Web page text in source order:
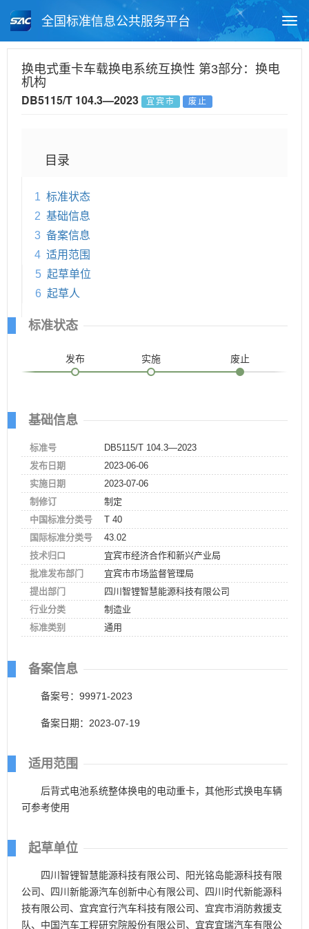
全国标准信息公共服务平台
标准公告查询
换电式重卡车载换电系统互换性 第3部分：换电
机构
DB5115/T 104.3—2023 宜宾市 废止
目录
1 标准状态
2 基础信息
3 备案信息
4 适用范围
5 起草单位
6 起草人
标准状态
发布 实施 废止
基础信息
标准号
DB5115/T 104.3—2023
发布日期
2023-06-06
实施日期
2023-07-06
制修订
制定
中国标准分类号
T 40
国际标准分类号
43.02
技术归口
宜宾市经济合作和新兴产业局
批准发布部门
宜宾市市场监督管理局
提出部门
四川智锂智慧能源科技有限公司
行业分类
制造业
标准类别
通用
备案信息
备案号：99971-2023
备案日期：2023-07-19
适用范围
后背式电池系统整体换电的电动重卡，其他形式换电车辆
可参考使用
起草单位
四川智锂智慧能源科技有限公司、阳光铭岛能源科技有限
公司、四川新能源汽车创新中心有限公司、四川时代新能源科
技有限公司、宜宾宜行汽车科技有限公司、宜宾市消防救援支
队、中国汽车工程研究院股份有限公司、宜宾宜瑞汽车有限公